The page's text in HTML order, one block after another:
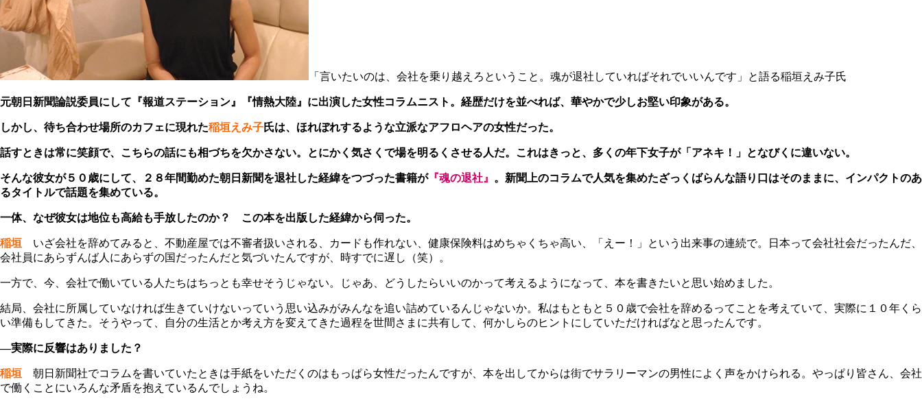
「言いたいのは、会社を乗り越えろということ。魂が退社していればそれでいいんです」と語る稲垣えみ子氏
元朝日新聞論説委員にして『報道ステーション』『情熱大陸』に出演した女性コラムニスト。経歴だけを並べれば、華やかで少しお堅い印象がある。
しかし、待ち合わせ場所のカフェに現れた稲垣えみ子氏は、ほれぼれするような立派なアフロヘアの女性だった。
話すときは常に笑顔で、こちらの話にも相づちを欠かさない。とにかく気さくで場を明るくさせる人だ。これはきっと、多くの年下女子が「アネキ！」となびくに違いない。
そんな彼女が５０歳にして、２８年間勤めた朝日新聞を退社した経緯をつづった書籍が『魂の退社』 。新聞上のコラムで人気を集めたざっくばらんな語り口はそのままに、インパクトのあ
るタイトルで話題を集めている。
一体、なぜ彼女は地位も高給も手放したのか？ この本を出版した経緯から伺った。
稲垣 いざ会社を辞めてみると、不動産屋では不審者扱いされる、カードも作れない、健康保険料はめちゃくちゃ高い、「えー！」という出来事の連続で。日本って会社社会だったんだ、
会社員にあらずんば人にあらずの国だったんだと気づいたんですが、時すでに遅し（笑）。
一方で、今、会社で働いている人たちはちっとも幸せそうじゃない。じゃあ、どうしたらいいのかって考えるようになって、本を書きたいと思い始めました。
結局、会社に所属していなければ生きていけないっていう思い込みがみんなを追い詰めているんじゃないか。私はもともと５０歳で会社を辞めるってことを考えていて、実際に１０年くら
い準備もしてきた。そうやって、自分の生活とか考え方を変えてきた過程を世間さまに共有して、何かしらのヒントにしていただければなと思ったんです。
―実際に反響はありました？
稲垣 朝日新聞社でコラムを書いていたときは手紙をいただくのはもっぱら女性だったんですが、本を出してからは街でサラリーマンの男性によく声をかけられる。やっぱり皆さん、会社
で働くことにいろんな矛盾を抱えているんでしょうね。